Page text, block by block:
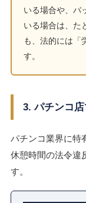
いる場合や、バ
いる場合は、た
も、法的には「
す。
3. パチンコ
パチンコ業界に特
休憩時間の法令違
す。